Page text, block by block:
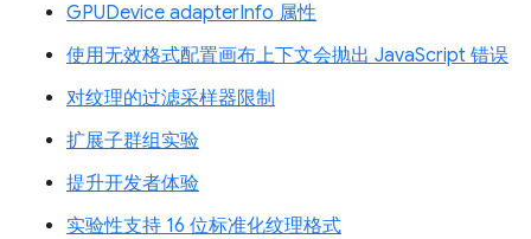
GPUDevice adapterInfo 属性
使用无效格式配置画布上下文会抛出 JavaScript 错误
对纹理的过滤采样器限制
扩展子群组实验
提升开发者体验
实验性支持 16 位标准化纹理格式